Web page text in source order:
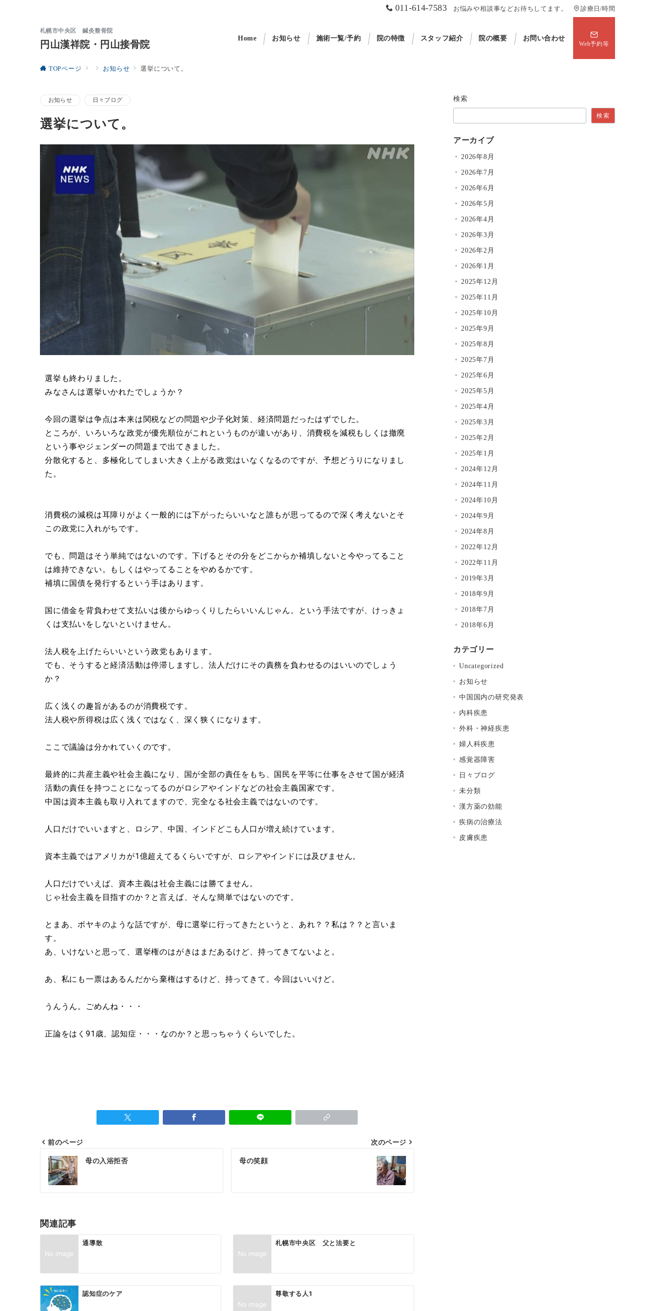
011-614-7583 お悩みや相談事などお待ちしてます。 診療日/時間
札幌市中央区 鍼灸整骨院
円山漢祥院・円山接骨院
Home お知らせ 施術一覧/予約 院の特徴 スタッフ紹介 院の概要 お問い合わせ
Web予約等
TOPページ お知らせ 選挙について。
お知らせ 日々ブログ
選挙について。
選挙も終わりました。
みなさんは選挙いかれたでしょうか？
今回の選挙は争点は本来は関税などの問題や少子化対策、経済問題だったはずでした。
ところが、いろいろな政党が優先順位がこれというものが違いがあり、消費税を減税もしくは撤廃
という事やジェンダーの問題まで出てきました。
分散化すると、多極化してしまい大きく上がる政党はいなくなるのですが、予想どうりになりまし
た。
消費税の減税は耳障りがよく一般的には下がったらいいなと誰もが思ってるので深く考えないとそ
この政党に入れがちです。
でも、問題はそう単純ではないのです。下げるとその分をどこからか補填しないと今やってること
は維持できない。もしくはやってることをやめるかです。
補填に国債を発行するという手はあります。
国に借金を背負わせて支払いは後からゆっくりしたらいいんじゃん。という手法ですが、けっきょ
くは支払いをしないといけません。
法人税を上げたらいいという政党もあります。
でも、そうすると経済活動は停滞しますし、法人だけにその責務を負わせるのはいいのでしょう
か？
広く浅くの趣旨があるのが消費税です。
法人税や所得税は広く浅くではなく、深く狭くになります。
ここで議論は分かれていくのです。
最終的に共産主義や社会主義になり、国が全部の責任をもち、国民を平等に仕事をさせて国が経済
活動の責任を持つことになってるのがロシアやインドなどの社会主義国家です。
中国は資本主義も取り入れてますので、完全なる社会主義ではないのです。
人口だけでいいますと、ロシア、中国、インドどこも人口が増え続けています。
資本主義ではアメリカが1億超えてるくらいですが、ロシアやインドには及びません。
人口だけでいえば、資本主義は社会主義には勝てません。
じゃ社会主義を目指すのか？と言えば、そんな簡単ではないのです。
とまあ、ボヤキのような話ですが、母に選挙に行ってきたというと、あれ？？私は？？と言いま
す。
あ、いけないと思って、選挙権のはがきはまだあるけど、持ってきてないよと。
あ、私にも一票はあるんだから棄権はするけど、持ってきて。今回はいいけど。
うんうん。ごめんね・・・
正論をはく91歳、認知症・・・なのか？と思っちゃうくらいでした。
前のページ
母の入浴拒否
次のページ
母の笑顔
関連記事
通導散 札幌市中央区 父と法要と
認知症のケア 尊敬する人1
検索
検索
アーカイブ
2026年8月
2026年7月
2026年6月
2026年5月
2026年4月
2026年3月
2026年2月
2026年1月
2025年12月
2025年11月
2025年10月
2025年9月
2025年8月
2025年7月
2025年6月
2025年5月
2025年4月
2025年3月
2025年2月
2025年1月
2024年12月
2024年11月
2024年10月
2024年9月
2024年8月
2022年12月
2022年11月
2019年3月
2018年9月
2018年7月
2018年6月
カテゴリー
Uncategorized
お知らせ
中国国内の研究発表
内科疾患
外科・神経疾患
婦人科疾患
感覚器障害
日々ブログ
未分類
漢方薬の効能
疾病の治療法
皮膚疾患